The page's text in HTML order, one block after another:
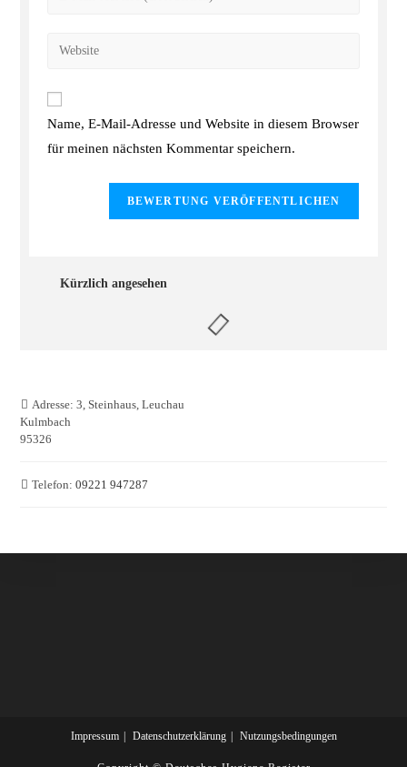
Name, E-Mail-Adresse und Website in diesem Browser
für meinen nächsten Kommentar speichern.
Kürzlich angesehen
Adresse: 3, Steinhaus, Leuchau
Kulmbach
95326
Telefon: 09221 947287
Impressum Datenschutzerklärung Nutzungsbedingungen